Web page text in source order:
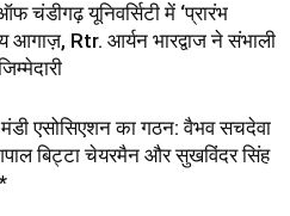
चंडीगढ़ यूनिवर्सिटी में ‘प्रारंभ
आगाज़, Rtr. आर्यन भारद्वाज ने संभाली
एसोसिएशन का गठन: वैभव सचदेवा
बिट्टा चेयरमैन और सुखविंदर सिंह